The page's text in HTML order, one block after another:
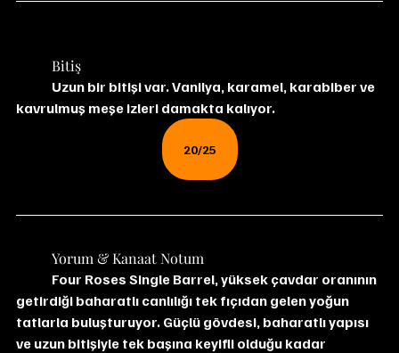
	Bitiş
kavrulmuş meşe izleri damakta kalıyor.
20/25
	Yorum & Kanaat Notum
Four Roses Single Barrel, yüksek çavdar oranının
getirdiği baharatlı canlılığı tek fıçıdan gelen yoğun
tatlarla buluşturuyor. Güçlü gövdesi, baharatlı yapısı
ve uzun bitişiyle tek başına keyifli olduğu kadar